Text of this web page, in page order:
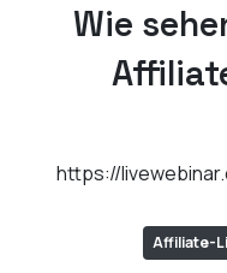
Wie
https://
Affiliate-